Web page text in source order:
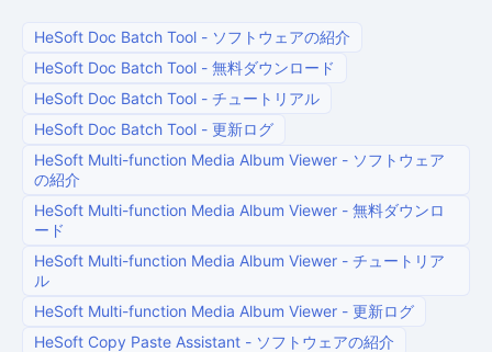
HeSoft Doc Batch Tool - ソフトウェアの紹介
HeSoft Doc Batch Tool - 無料ダウンロード
HeSoft Doc Batch Tool - チュートリアル
HeSoft Doc Batch Tool - 更新ログ
HeSoft Multi-function Media Album Viewer - ソフトウェア
の紹介
HeSoft Multi-function Media Album Viewer - 無料ダウンロ
ード
HeSoft Multi-function Media Album Viewer - チュートリア
ル
HeSoft Multi-function Media Album Viewer - 更新ログ
HeSoft Copy Paste Assistant - ソフトウェアの紹介